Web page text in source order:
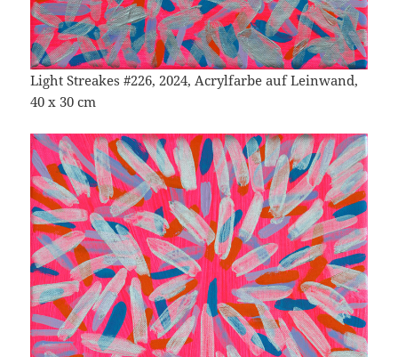
Light Streakes #226, 2024, Acrylfarbe auf Leinwand,
40 x 30 cm